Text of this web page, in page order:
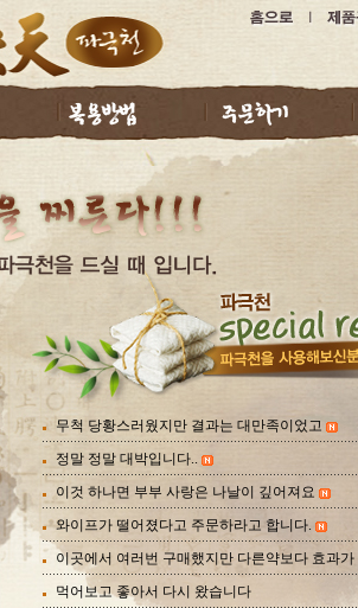
무척 당황스러웠지만 결과는 대만족이었고
정말 정말 대박입니다..
이것 하나면 부부 사랑은 나날이 깊어져요
와이프가 떨어졌다고 주문하라고 합니다.
먹어보고 좋아서 다시 왔습니다